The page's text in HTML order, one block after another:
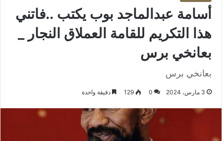
أسامة عبدالماجد بوب يكتب ..فاتني
هذا التكريم للقامة العملاق النجار _
بعانخي برس
بعانخي برس
3 مارس، 2024 0
129 دقيقة واحدة